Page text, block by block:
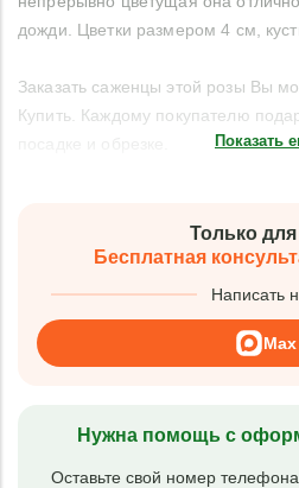
дожди. Цветки размером 4 см,
Заказать саженцы этой розы Вы
Купить. Каждому покупателю
Показать
Только
Бесплатная
Написать
Max
Нужна помощь с
Оставьте свой номер